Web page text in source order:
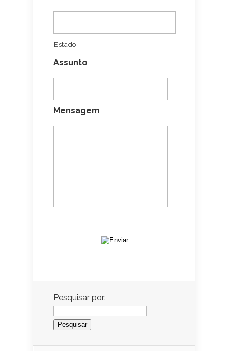
Estado
Assunto
Mensagem
Pesquisar por: